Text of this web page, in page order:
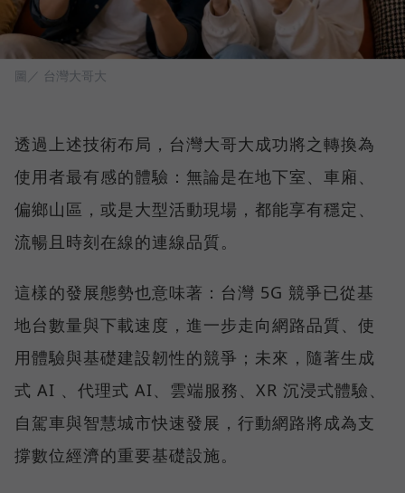
圖／ 台灣大哥大
透過上述技術布局，台灣大哥大成功將之轉換為
使用者最有感的體驗：無論是在地下室、車廂、
偏鄉山區，或是大型活動現場，都能享有穩定、
流暢且時刻在線的連線品質。
這樣的發展態勢也意味著：台灣 5G 競爭已從基
地台數量與下載速度，進一步走向網路品質、使
用體驗與基礎建設韌性的競爭；未來，隨著生成
式 AI 、代理式 AI、雲端服務、XR 沉浸式體驗、
自駕車與智慧城市快速發展，行動網路將成為支
撐數位經濟的重要基礎設施。